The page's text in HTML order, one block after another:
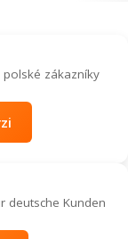
zákazníky
deutsche Kunden